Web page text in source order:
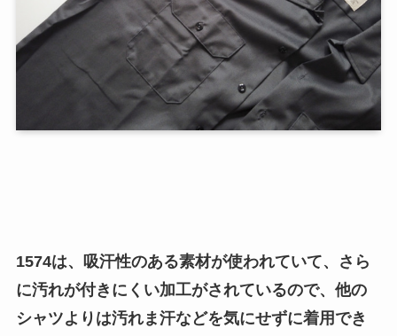
1574は、吸汗性のある素材が使われていて、さら
に汚れが付きにくい加工がされているので、他の
シャツよりは汚れま汗などを気にせずに着用でき